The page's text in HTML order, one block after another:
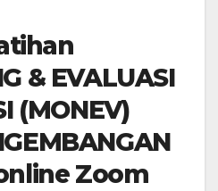
& EVALUASI
(MONEV)
Zoom